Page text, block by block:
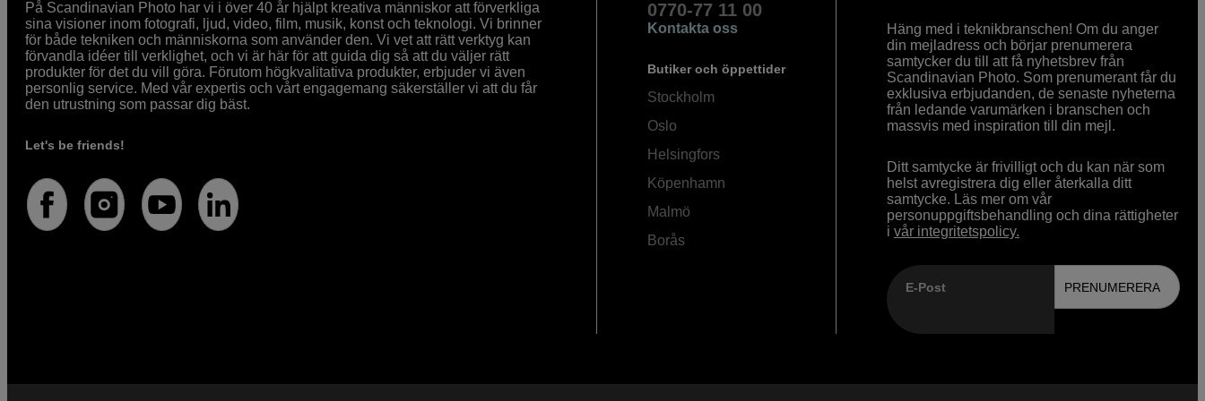
På Scandinavian Photo har vi i över 40 år hjälpt kreativa människor att förverkliga
sina visioner inom fotografi, ljud, video, film, musik, konst och teknologi. Vi brinner
för både tekniken och människorna som använder den. Vi vet att rätt verktyg kan
förvandla idéer till verklighet, och vi är här för att guida dig så att du väljer rätt
produkter för det du vill göra. Förutom högkvalitativa produkter, erbjuder vi även
personlig service. Med vår expertis och vårt engagemang säkerställer vi att du får
den utrustning som passar dig bäst.
Let's be friends!
0770-77 11 00
Kontakta oss
Butiker och öppettider
Stockholm
Oslo
Helsingfors
Köpenhamn
Malmö
Borås
Häng med i teknikbranschen! Om du anger
din mejladress och börjar prenumerera
samtycker du till att få nyhetsbrev från
Scandinavian Photo. Som prenumerant får du
exklusiva erbjudanden, de senaste nyheterna
från ledande varumärken i branschen och
massvis med inspiration till din mejl.
Ditt samtycke är frivilligt och du kan när som
helst avregistrera dig eller återkalla ditt
samtycke. Läs mer om vår
personuppgiftsbehandling och dina rättigheter
i vår integritetspolicy.
E-Post PRENUMERERA